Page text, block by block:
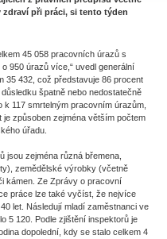
při práci, si tento týden
45 058 pracovních úrazů s
950 úrazů více,“ uvedl generální
35 432, což představuje 86 procent
špatně nebo nedostatečně
k 117 smrtelným pracovním úrazům,
způsoben zejména větším počtem
úřadu.
jsou zejména různá břemena,
zemědělské výrobky (včetně
kámen. Ze Zprávy o pracovní
práce lze také vyčíst, že nejvíce
let. Následují mladí zaměstnanci ve
5 120. Podle zjištění inspektorů je
dopolední, kdy se stalo celkem 4